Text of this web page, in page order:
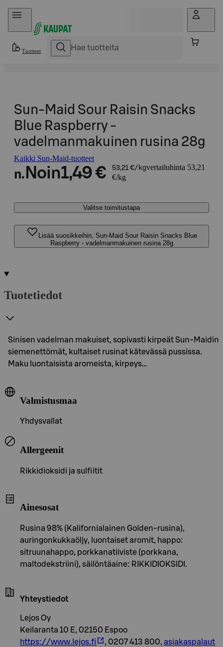
Hyppää sisältöön
Tuotteet
Sun-Maid Sour Raisin Snacks
Blue Raspberry -
vadelmanmakuinen rusina 28g
Kaikki Sun-Maid-tuotteet
n. Noin1,49 € 53,21 €/kgvertailuhinta 53,21
€/kg
Valitse toimitustapa
Lisää suosikkeihin, Sun-Maid Sour Raisin Snacks Blue
Raspberry - vadelmanmakuinen rusina 28g
Tuotetiedot
Sinisen vadelman makuiset, sopivasti kirpeät Sun-Maidin
siemenettömät, kultaiset rusinat kätevässä pussissa.
Maku luontaisista aromeista, kirpeys…
Valmistusmaa
Yhdysvallat
Allergeenit
Rikkidioksidi ja sulfiitit
Ainesosat
Rusina 98% (Kalifornialainen Golden-rusina),
auringonkukkaöljy, luontaiset aromit, happo:
sitruunahappo, porkkanatiiviste (porkkana,
maltodekstriini), säilöntäaine: RIKKIDIOKSIDI.
Yhteystiedot
Lejos Oy
Keilaranta 10 E, 02150 Espoo
https://www.lejos.fi
, 0207 413 800, asiakaspalaut